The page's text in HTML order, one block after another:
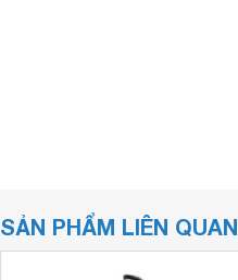
SẢN PHẨM LIÊN QUAN